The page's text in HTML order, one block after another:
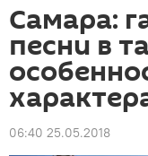
Самара:
песни в
06:40 25.05.2018